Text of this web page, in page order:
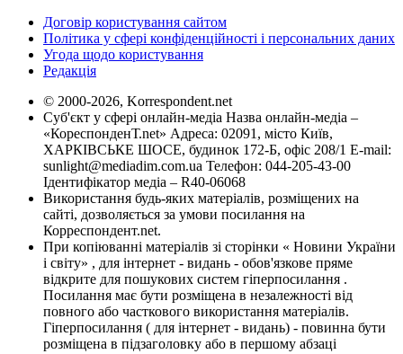
Договір користування сайтом
Політика у сфері конфіденційності і персональних даних
Угода щодо користування
Редакція
© 2000-2026, Korrespondent.net
Суб'єкт у сфері онлайн-медіа Назва онлайн-медіа –
«КореспонденТ.net» Адреса: 02091, місто Київ,
ХАРКІВСЬКЕ ШОСЕ, будинок 172-Б, офіс 208/1 E-mail:
sunlight@mediadim.com.ua Телефон: 044-205-43-00
Ідентифікатор медіа – R40-06068
Використання будь-яких матеріалів, розміщених на
сайті, дозволяється за умови посилання на
Корреспондент.net.
При копіюванні матеріалів зі сторінки « Новини України
і світу» , для інтернет - видань - обов'язкове пряме
відкрите для пошукових систем гіперпосилання .
Посилання має бути розміщена в незалежності від
повного або часткового використання матеріалів.
Гіперпосилання ( для інтернет - видань) - повинна бути
розміщена в підзаголовку або в першому абзаці